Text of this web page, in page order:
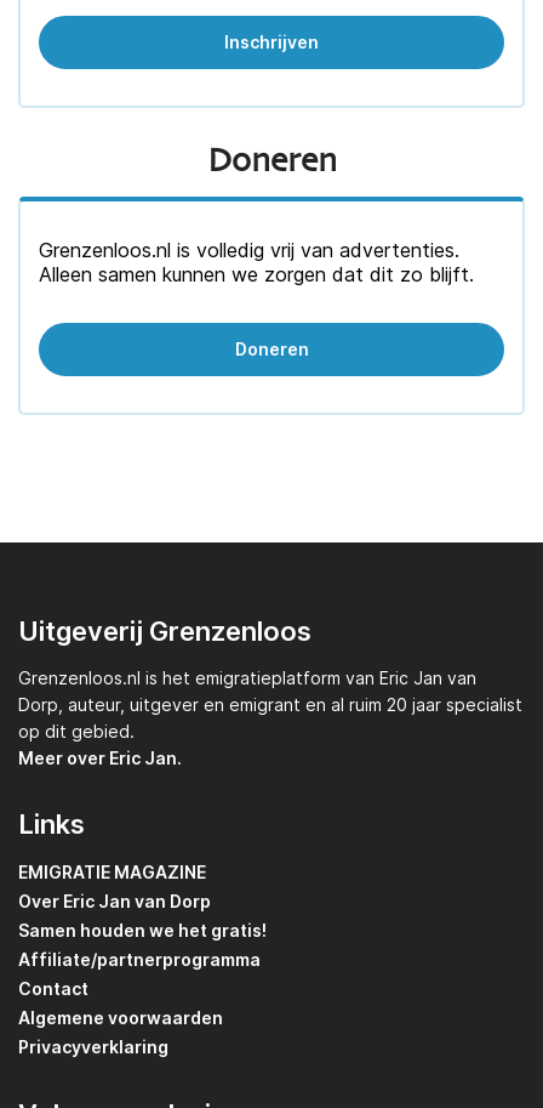
Doneren
Grenzenloos.nl is volledig vrij van advertenties.
Alleen samen kunnen we zorgen dat dit zo blijft.
Doneren
Uitgeverij Grenzenloos
Grenzenloos.nl is het emigratieplatform van Eric Jan van
Dorp, auteur, uitgever en emigrant en al ruim 20 jaar specialist
op dit gebied.
Meer over Eric Jan.
Links
EMIGRATIE MAGAZINE
Over Eric Jan van Dorp
Samen houden we het gratis!
Affiliate/partnerprogramma
Contact
Algemene voorwaarden
Privacyverklaring